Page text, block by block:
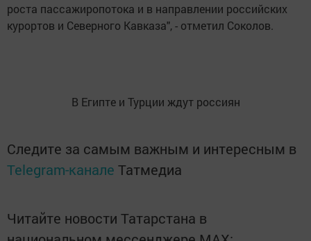
роста пассажиропотока и в направлении российских
курортов и Северного Кавказа", - отметил Соколов.
В Египте и Турции ждут россиян
Следите за самым важным и интересным в
Telegram-канале Татмедиа
Читайте новости Татарстана в